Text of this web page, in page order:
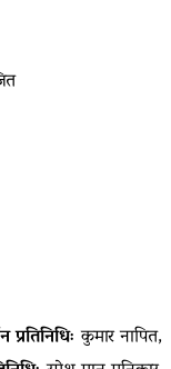
प्रतिनिधिः कुमार नापित,